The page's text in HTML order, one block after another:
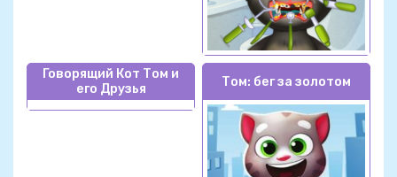
Говорящий Кот Том и
его Друзья
Том: бег за золотом